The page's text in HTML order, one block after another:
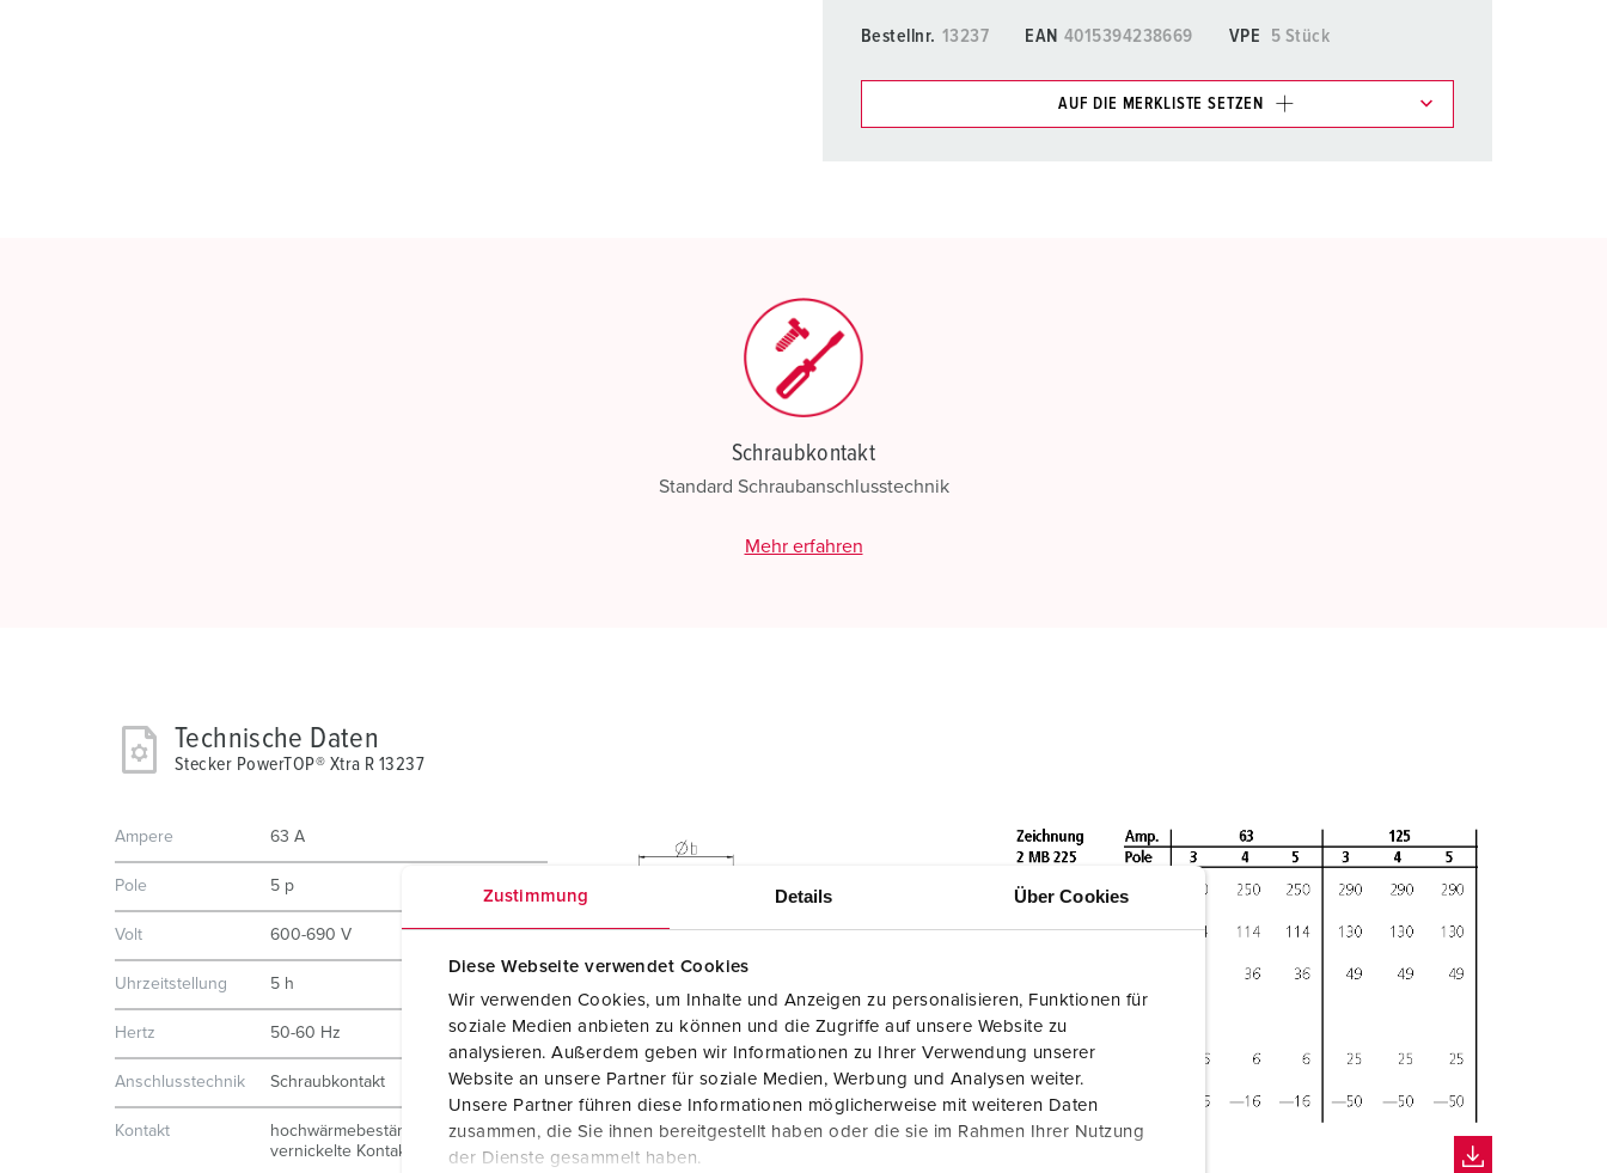
Zustimmung Details Über Cookies
Diese Webseite verwendet Cookies
Wir verwenden Cookies, um Inhalte und Anzeigen zu personalisieren, Funktionen für
soziale Medien anbieten zu können und die Zugriffe auf unsere Website zu
analysieren. Außerdem geben wir Informationen zu Ihrer Verwendung unserer
Website an unsere Partner für soziale Medien, Werbung und Analysen weiter.
Unsere Partner führen diese Informationen möglicherweise mit weiteren Daten
zusammen, die Sie ihnen bereitgestellt haben oder die sie im Rahmen Ihrer Nutzung
der Dienste gesammelt haben.
Bestellnr. 13237 EAN 4015394238669 VPE 5 Stück
AUF DIE MERKLISTE SETZEN
Schraubkontakt
Standard Schraubanschlusstechnik
Mehr erfahren
Technische Daten
Stecker PowerTOP® Xtra R 13237
Ampere 63 A
Pole 5 p
Volt 600-690 V
Uhrzeitstellung 5 h
Hertz 50-60 Hz
Anschlusstechnik Schraubkontakt
Kontakt
hochwärmebeständige Kontaktträger
vernickelte Kontakte